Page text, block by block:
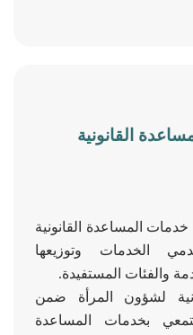
القانونية
المساعدة القانونية
الخدمات وتوزيعها
والفئات المستفيدة.
لشؤون المرأة ضمن
بخدمات المساعدة